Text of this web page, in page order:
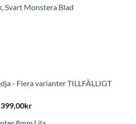
Svart Monstera Blad
- Flera varianter TILLFÄLLIGT
399,00kr